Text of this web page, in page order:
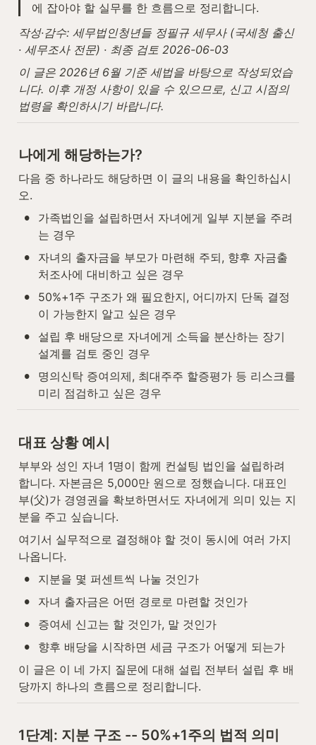
에 잡아야 할 실무를 한 흐름으로 정리합니다.
작성·감수: 세무법인청년들 정필규 세무사 (국세청 출신
· 세무조사 전문) · 최종 검토 2026-06-03
이 글은 2026년 6월 기준 세법을 바탕으로 작성되었습
니다. 이후 개정 사항이 있을 수 있으므로, 신고 시점의
법령을 확인하시기 바랍니다.
나에게 해당하는가?
다음 중 하나라도 해당하면 이 글의 내용을 확인하십시
오.
•
가족법인을 설립하면서 자녀에게 일부 지분을 주려
는 경우
•
자녀의 출자금을 부모가 마련해 주되, 향후 자금출
처조사에 대비하고 싶은 경우
•
50%+1주 구조가 왜 필요한지, 어디까지 단독 결정
이 가능한지 알고 싶은 경우
•
설립 후 배당으로 자녀에게 소득을 분산하는 장기
설계를 검토 중인 경우
•
명의신탁 증여의제, 최대주주 할증평가 등 리스크를
미리 점검하고 싶은 경우
대표 상황 예시
부부와 성인 자녀 1명이 함께 컨설팅 법인을 설립하려
합니다. 자본금은 5,000만 원으로 정했습니다. 대표인
부(父)가 경영권을 확보하면서도 자녀에게 의미 있는 지
분을 주고 싶습니다.
여기서 실무적으로 결정해야 할 것이 동시에 여러 가지
나옵니다.
• 지분을 몇 퍼센트씩 나눌 것인가
• 자녀 출자금은 어떤 경로로 마련할 것인가
• 증여세 신고는 할 것인가, 말 것인가
•
향후 배당을 시작하면 세금 구조가 어떻게 되는가
이 글은 이 네 가지 질문에 대해 설립 전부터 설립 후 배
당까지 하나의 흐름으로 정리합니다.
1단계: 지분 구조 -- 50%+1주의 법적 의미